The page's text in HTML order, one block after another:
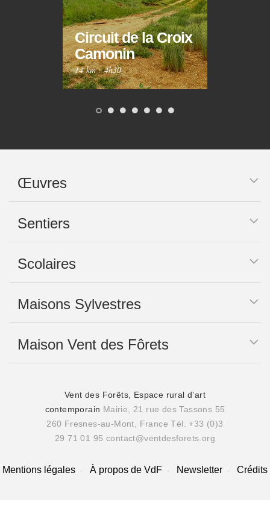
Circuit de la Croix
Camonin
14 km·4h30
Œuvres
Sentiers
Scolaires
Maisons Sylvestres
Maison Vent des Fôrets
Vent des Forêts, Espace rural d’art
contemporain Mairie, 21 rue des Tassons 55
260 Fresnes-au-Mont, France Tél. +33 (0)3
29 71 01 95 contact@ventdesforets.org
Mentions légales À propos de VdF Newsletter Crédits